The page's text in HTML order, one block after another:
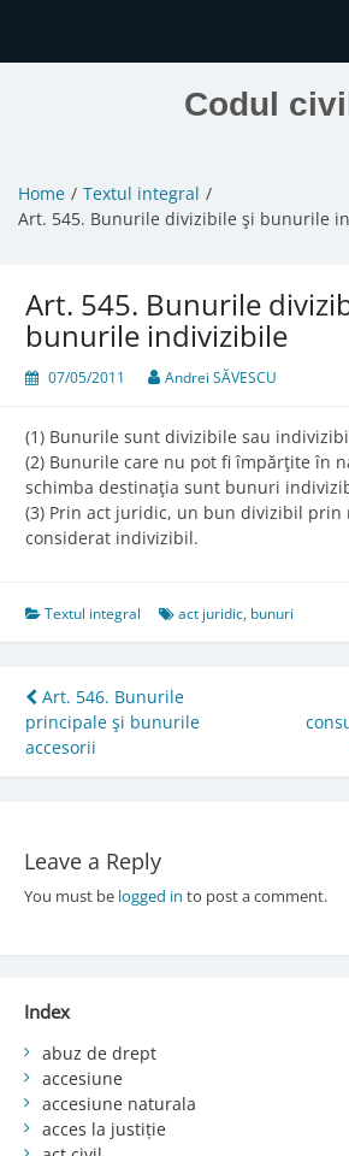
Codul
Home
Textul integral
Art. 545. Bunurile divizibile şi bunurile
Art. 545. Bunurile
bunurile indivizibile
07/05/2011 Andrei SĂVESCU
(1) Bunurile sunt divizibile sau
(2) Bunurile care nu pot fi împărţite în
schimba destinaţia sunt bunuri
(3) Prin act juridic, un bun divizibil prin
considerat indivizibil.
Textul integral act juridic, bunuri
Post
navigation
Art. 546. Bunurile
principale şi bunurile
accesorii
Leave a Reply
You must be logged in to post a comment.
Index
abuz de drept
accesiune
accesiune naturala
acces la justiție